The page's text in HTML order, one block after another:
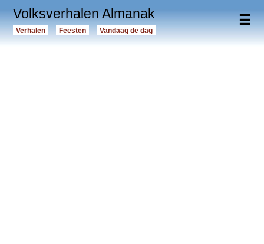
☰
Volksverhalen Almanak
Verhalen Feesten Vandaag de dag